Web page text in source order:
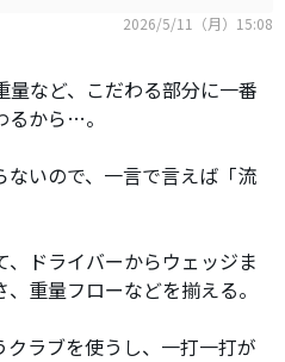
2026/5/11（月）15:08
など、こだわる部分に一番
るから…。
いので、一言で言えば「流
ドライバーからウェッジま
重量フローなどを揃える。
ラブを使うし、一打一打が